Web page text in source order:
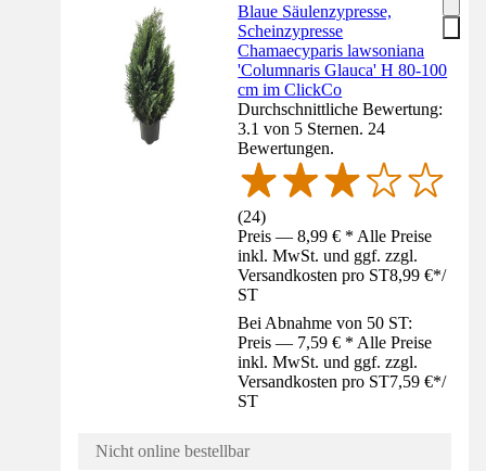
Blaue Säulenzypresse,
Scheinzypresse
Chamaecyparis lawsoniana
'Columnaris Glauca' H 80-100
cm im ClickCo
Durchschnittliche Bewertung:
3.1 von 5 Sternen. 24
Bewertungen.
(24)
Preis — 8,99 € * Alle Preise
inkl. MwSt. und ggf. zzgl.
Versandkosten pro ST8,99 €*/
ST
Bei Abnahme von 50 ST:
Preis — 7,59 € * Alle Preise
inkl. MwSt. und ggf. zzgl.
Versandkosten pro ST7,59 €*/
ST
Nicht online bestellbar